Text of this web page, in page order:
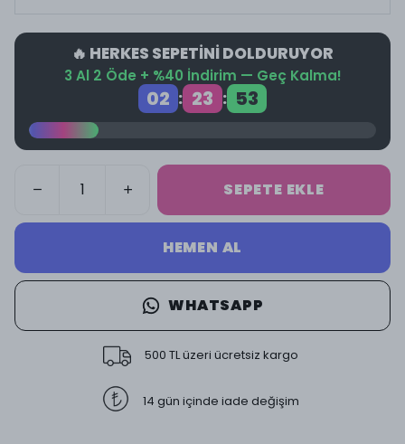
🔥 HERKES SEPETİNİ DOLDURUYOR
3 Al 2 Öde + %40 İndirim — Geç Kalma!
02 : 23 : 53
SEPETE EKLE
HEMEN AL
WHATSAPP
500 TL üzeri ücretsiz kargo
14 gün içinde iade değişim